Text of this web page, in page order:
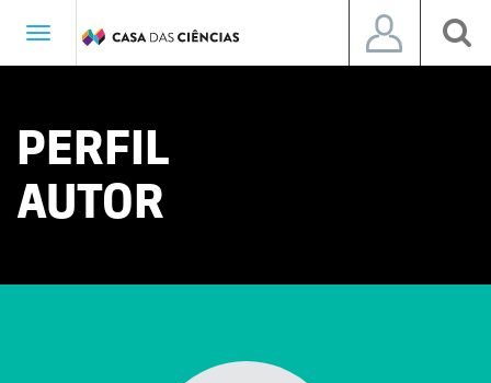
Toggle
PERFIL
AUTOR